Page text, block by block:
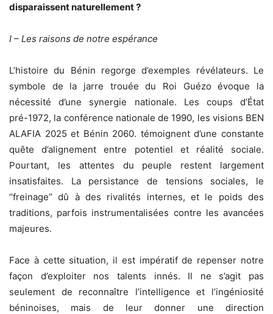
disparaissent naturellement ?
I – Les raisons de notre espérance
L’histoire du Bénin regorge d’exemples révélateurs. Le
symbole de la jarre trouée du Roi Guézo évoque la
nécessité d’une synergie nationale. Les coups d’État
pré-1972, la conférence nationale de 1990, les visions BEN
ALAFIA 2025 et Bénin 2060. témoignent d’une constante
quête d’alignement entre potentiel et réalité sociale.
Pourtant, les attentes du peuple restent largement
insatisfaites. La persistance de tensions sociales, le
‘’freinage’’ dû à des rivalités internes, et le poids des
traditions, parfois instrumentalisées contre les avancées
majeures.
Face à cette situation, il est impératif de repenser notre
façon d’exploiter nos talents innés. Il ne s’agit pas
seulement de reconnaître l’intelligence et l’ingéniosité
béninoises, mais de leur donner une direction